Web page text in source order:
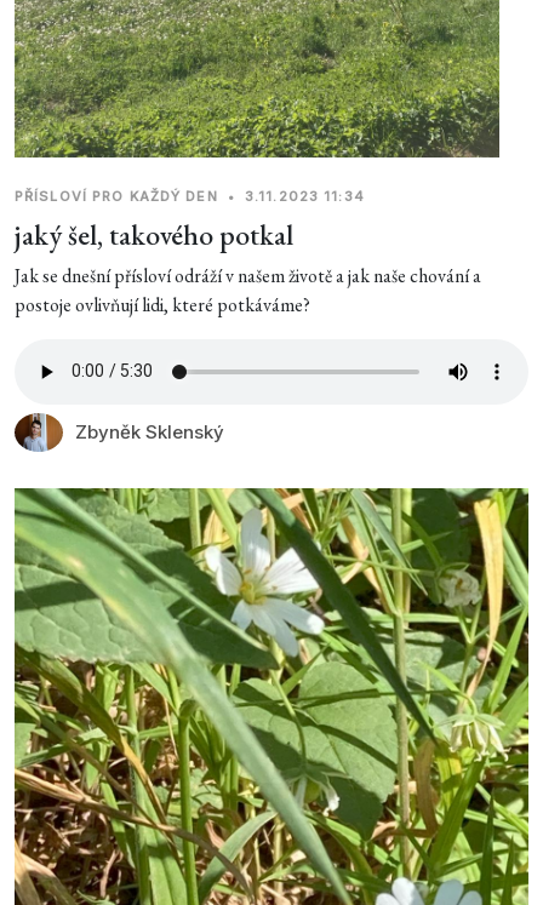
PŘÍSLOVÍ PRO KAŽDÝ DEN • 3.11.2023 11:34
jaký šel, takového potkal
Jak se dnešní přísloví odráží v našem životě a jak naše chování a
postoje ovlivňují lidi, které potkáváme?
Zbyněk Sklenský